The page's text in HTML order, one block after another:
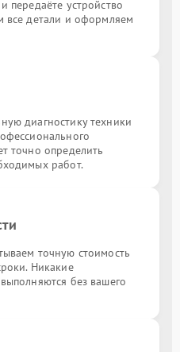
передаёте устройство
все детали и оформляем
диагностику техники
точно определить
работ.
точную стоимость
Никакие
без вашего